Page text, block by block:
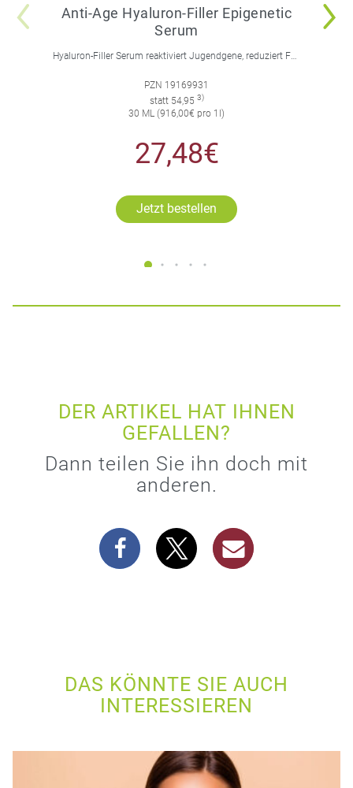
Anti-Age Hyaluron-Filler Epigenetic
Serum
Hyaluron-Filler Serum reaktiviert Jugendgene, reduziert Falten und feine Linien, spendet intensive Feuchtigkeit und strafft die Gesichtskonturen.
PZN 19169931
statt 54,95 3)
30 ML (916,00€ pro 1l)
27,48€
Jetzt bestellen
DER ARTIKEL HAT IHNEN
GEFALLEN?
Dann teilen Sie ihn doch mit
anderen.
DAS KÖNNTE SIE AUCH
INTERESSIEREN